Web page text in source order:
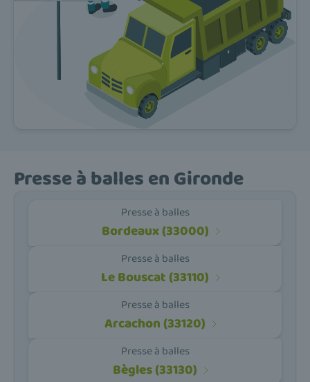
Presse à balles en Gironde
Presse à balles
Bordeaux (33000)
Presse à balles
Le Bouscat (33110)
Presse à balles
Arcachon (33120)
Presse à balles
Bègles (33130)